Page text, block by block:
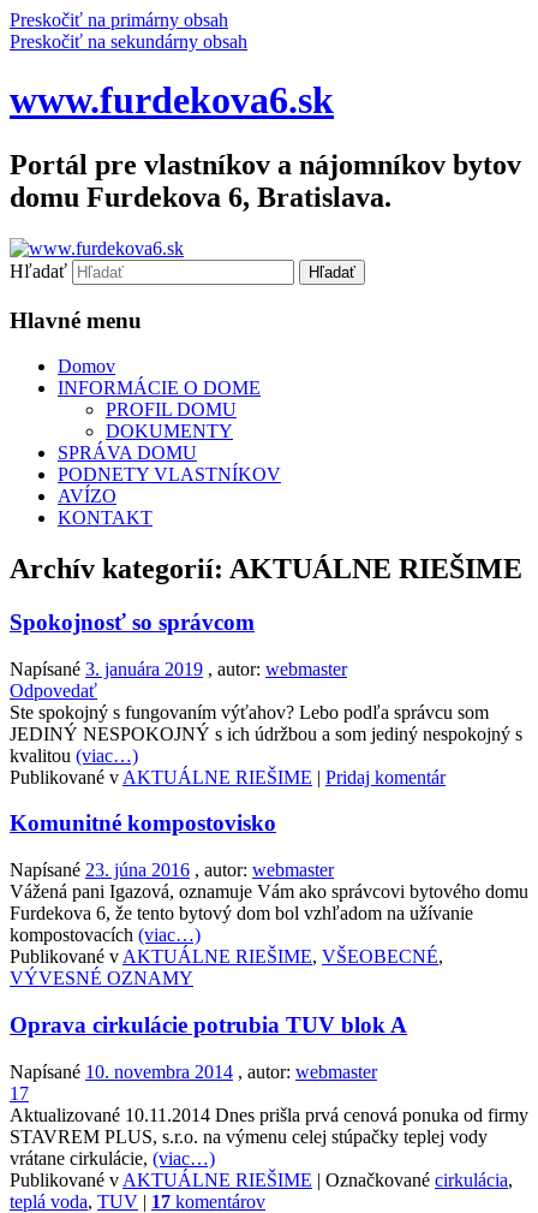
Preskočiť na primárny obsah
Preskočiť na sekundárny obsah
www.furdekova6.sk
Portál pre vlastníkov a nájomníkov bytov
domu Furdekova 6, Bratislava.
Hľadať
Hlavné menu
Domov
INFORMÁCIE O DOME
PROFIL DOMU
DOKUMENTY
SPRÁVA DOMU
PODNETY VLASTNÍKOV
AVÍZO
KONTAKT
Archív kategorií: AKTUÁLNE RIEŠIME
Spokojnosť so správcom
Napísané 3. januára 2019 , autor: webmaster
Odpovedať
Ste spokojný s fungovaním výťahov? Lebo podľa správcu som
JEDINÝ NESPOKOJNÝ s ich údržbou a som jediný nespokojný s
kvalitou (viac…)
Publikované v AKTUÁLNE RIEŠIME | Pridaj komentár
Komunitné kompostovisko
Napísané 23. júna 2016 , autor: webmaster
Vážená pani Igazová, oznamuje Vám ako správcovi bytového domu
Furdekova 6, že tento bytový dom bol vzhľadom na užívanie
kompostovacích (viac…)
Publikované v AKTUÁLNE RIEŠIME, VŠEOBECNÉ,
VÝVESNÉ OZNAMY
Oprava cirkulácie potrubia TUV blok A
Napísané 10. novembra 2014 , autor: webmaster
17
Aktualizované 10.11.2014 Dnes prišla prvá cenová ponuka od firmy
STAVREM PLUS, s.r.o. na výmenu celej stúpačky teplej vody
vrátane cirkulácie, (viac…)
Publikované v AKTUÁLNE RIEŠIME | Označkované cirkulácia,
teplá voda, TUV | 17 komentárov